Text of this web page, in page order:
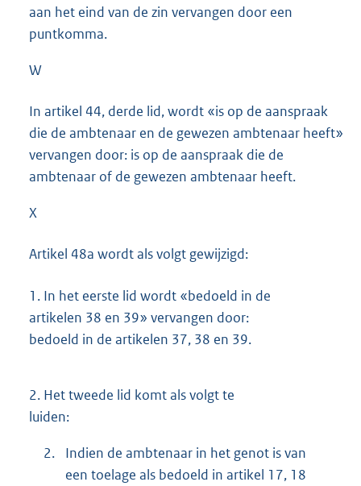
aan het eind van de zin vervangen door een
puntkomma.
W
In artikel 44, derde lid, wordt «is op de aanspraak
die de ambtenaar en de gewezen ambtenaar heeft»
vervangen door: is op de aanspraak die de
ambtenaar of de gewezen ambtenaar heeft.
X
Artikel 48a wordt als volgt gewijzigd:
1. In het eerste lid wordt «bedoeld in de
artikelen 38 en 39» vervangen door:
bedoeld in de artikelen 37, 38 en 39.
2. Het tweede lid komt als volgt te
luiden:
2.
Indien de ambtenaar in het genot is van
een toelage als bedoeld in artikel 17, 18